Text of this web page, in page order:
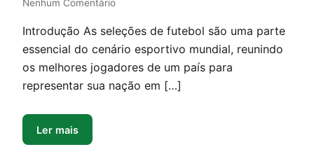
Nenhum Comentário
Introdução As seleções de futebol são uma parte
essencial do cenário esportivo mundial, reunindo
os melhores jogadores de um país para
representar sua nação em […]
Ler mais